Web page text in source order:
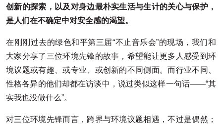
创新的探索，以及对身边最朴实生活与生计的关心与保护，
是人们在不确定中对安全感的渴望。
在刚刚过去的绿色和平第三届“不止音乐会”的现场，我们和
大家分享了三位环境先锋的故事，希望能让更多人感受到环
境议题或有趣、或专业、或创新的不同侧面。而行业不同、
性格各异的他们却都在访谈中，说过类似这样一句话——“其
实我也没做什么”。
对三位环境先锋而言，跨界与环境议题相遇，不过是偶然；